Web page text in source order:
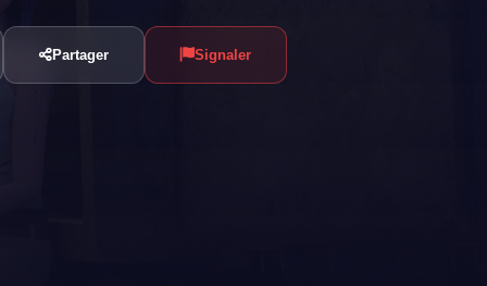
Partager Signaler